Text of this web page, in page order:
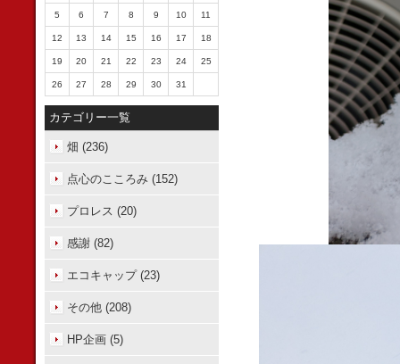
5 6 7 8 9 10 11
12 13 14 15 16 17 18
19 20 21 22 23 24 25
26 27 28 29 30 31
カテゴリー一覧
畑 (236)
点心のこころみ (152)
プロレス (20)
感謝 (82)
エコキャップ (23)
その他 (208)
HP企画 (5)